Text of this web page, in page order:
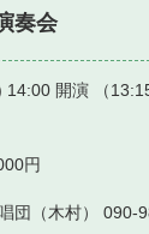
奏会
14:00 開演 （
円
団（木村） 090-